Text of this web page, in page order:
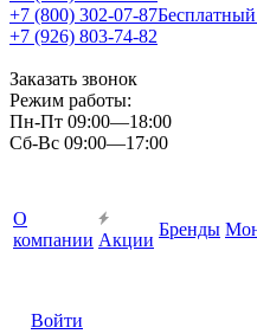
+7 (800) 302-07-87
+7 (926) 803-74-82
Заказать звонок
Режим работы:
Пн-Пт 09:00—18:00
Сб-Вс 09:00—17:00
О
компании Акции
Бренды
Войти